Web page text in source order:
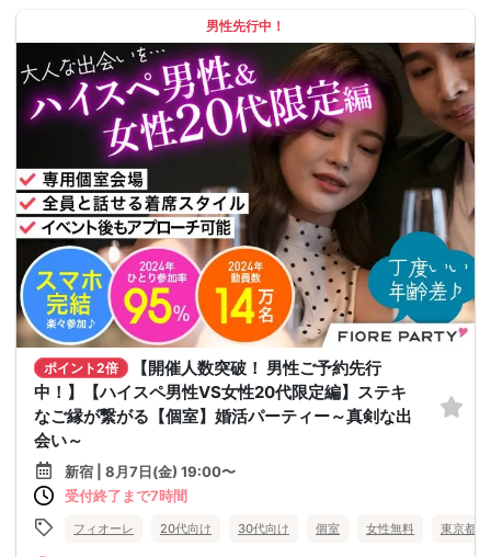
男性先行中！
ポイント2倍
【開催人数突破！ 男性ご予約先行
中！】【ハイスペ男性VS女性20代限定編】ステキ
なご縁が繋がる【個室】婚活パーティー～真剣な出
会い～
新宿 | 8月7日(金) 19:00〜
受付終了まで7時間
フィオーレ 20代向け 30代向け 個室 女性無料 東京都